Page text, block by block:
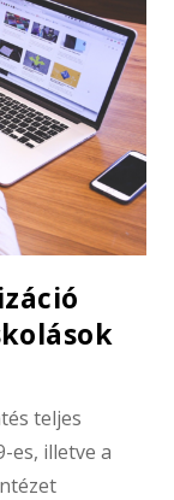
teljes
es, illetve a